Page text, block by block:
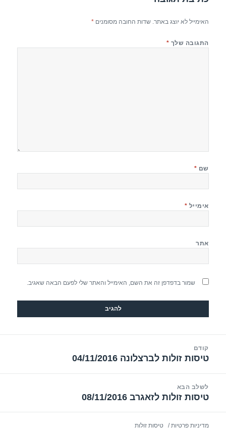
האימייל לא יוצג באתר. שדות החובה מסומנים*
התגובה שלך *
שם *
אימייל *
אתר
שמור בדפדפן זה את השם, האימייל והאתר שלי לפעם הבאה שאגיב.
קודם
הפוסט
טיסות זולות לברצלונה 04/11/2016
לשלב הבא
הפוסט
טיסות זולות לזאגרב 08/11/2016
מדיניות פרטיות טיסות זולות